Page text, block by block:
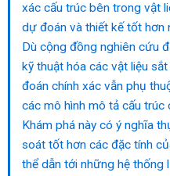
xác cấu trúc bên trong vật
dự đoán và thiết kế tốt hơn
Dù cộng đồng nghiên cứu
kỹ thuật hóa các vật liệu
đoán chính xác vẫn phụ
các mô hình mô tả cấu trúc
Khám phá này có ý nghĩa
soát tốt hơn các đặc tính
thể dẫn tới những hệ thống